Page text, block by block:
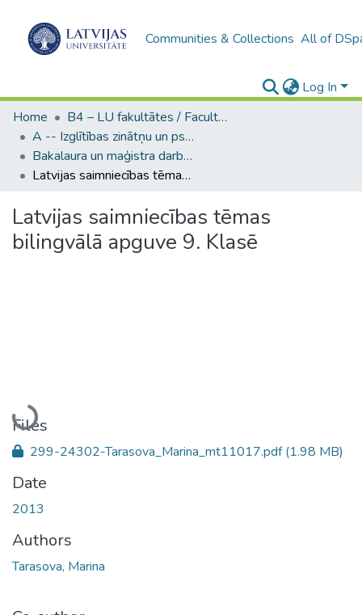
Communities & Collections All of
Log In
Home
B4 – LU fakultātes / Faculties of the UL
A -- Izglītības zinātņu un psiholoģijas fakultāte / Faculty of Education Sciences and Psychology
Bakalaura un maģistra darbi (PPMF) / Bachelor's and Master's theses
Latvijas saimniecības tēmas bilingvālā apguve 9. Klasē
Latvijas saimniecības tēmas
bilingvālā apguve 9. Klasē
Loading...
Files
299-24302-Tarasova_Marina_mt11017.pdf(1.98 MB)
Date
2013
Authors
Tarasova, Marina